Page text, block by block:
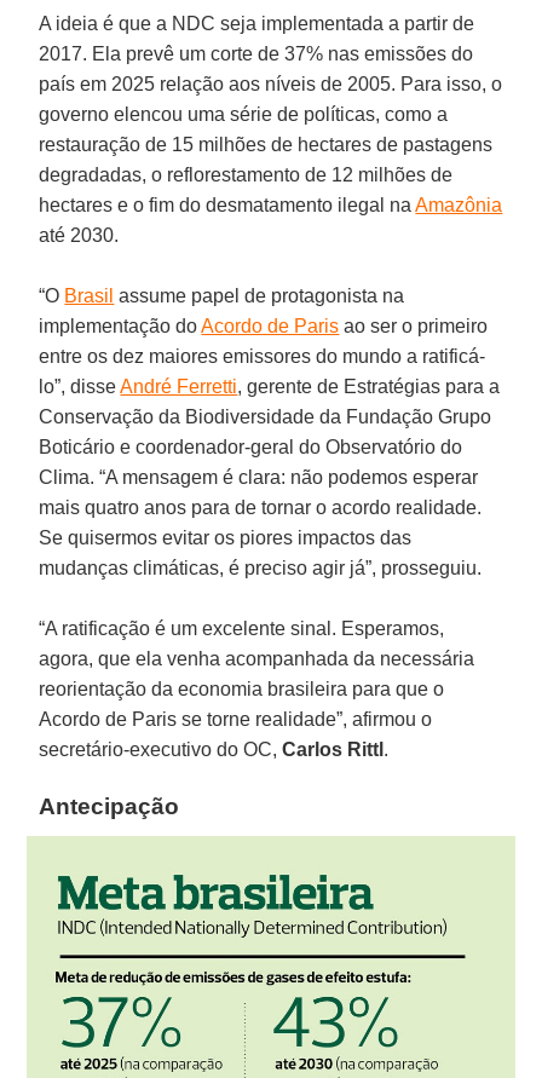
A ideia é que a NDC seja implementada a partir de
2017. Ela prevê um corte de 37% nas emissões do
país em 2025 relação aos níveis de 2005. Para isso, o
governo elencou uma série de políticas, como a
restauração de 15 milhões de hectares de pastagens
degradadas, o reflorestamento de 12 milhões de
hectares e o fim do desmatamento ilegal naAmazônia
até 2030.
“O Brasil assume papel de protagonista na
implementação doAcordo de Paris ao ser o primeiro
entre os dez maiores emissores do mundo a ratificá-
lo”, disseAndré Ferretti, gerente de Estratégias para a
Conservação da Biodiversidade da Fundação Grupo
Boticário e coordenador-geral do Observatório do
Clima. “A mensagem é clara: não podemos esperar
mais quatro anos para de tornar o acordo realidade.
Se quisermos evitar os piores impactos das
mudanças climáticas, é preciso agir já”, prosseguiu.
“A ratificação é um excelente sinal. Esperamos,
agora, que ela venha acompanhada da necessária
reorientação da economia brasileira para que o
Acordo de Paris se torne realidade”, afirmou o
secretário-executivo do OC,Carlos Rittl .
Antecipação